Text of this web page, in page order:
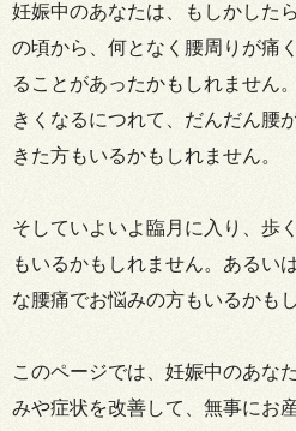
妊娠中のあなたは、もしかした
の頃から、何となく腰周りが痛
ることがあったかもしれません
きくなるにつれて、だんだん腰
きた方もいるかもしれません。
そしていよいよ臨月に入り、歩
もいるかもしれません。あるい
な腰痛でお悩みの方もいるかも
このページでは、妊娠中のあな
みや症状を改善して、無事にお